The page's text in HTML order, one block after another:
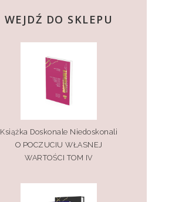
kup teraz
WEJDŹ DO SKLEPU
Książka Doskonale Niedoskonali
O POCZUCIU WŁASNEJ
WARTOŚCI TOM IV